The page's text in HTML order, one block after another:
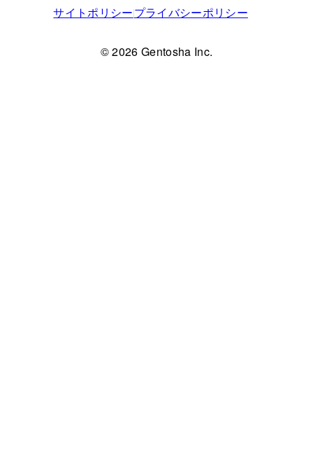
サイトポリシープライバシーポリシー
© 2026 Gentosha Inc.